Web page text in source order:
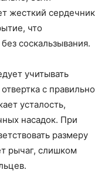
жесткий сердечник
что
соскальзывания.
учитывать
с правильно
усталость,
насадок. При
размеру
рычаг, слишком